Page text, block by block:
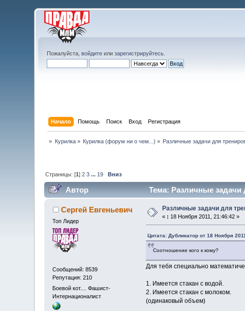
Пожалуйста,войдите илизарегистрируйтесь
Начало Помощь Поиск Вход Регистрация
» Курилка» Курилка (форум ни о чем...) » Различные задачи для
Страницы: [1]2 3 ... 19 Вниз
Автор Тема: Различные задачи
Сергей Евгеньевич
Топ Лидер
Сообщений: 8539
Репутация: 210
Боевой кот.... Фашист-
Интернационалист
Различные задачи для
« : 18 Ноября 2011, 21:46:42 »
Цитата: Дубликатор от 18 Ноября
Соотношение кого к кому?
Для тебя специально
1. Имеется стакан с водой.
2. Имеется стакан с молоком.
(одинаковый объем)